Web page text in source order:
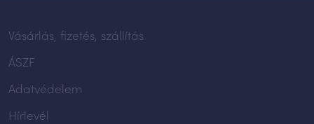
Vásárlás, fizetés, szállítás
ÁSZF
Adatvédelem
Hírlevél